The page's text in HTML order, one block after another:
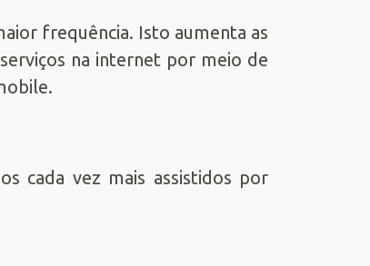
frequência. Isto aumenta as
na internet por meio de
cada vez mais assistidos por